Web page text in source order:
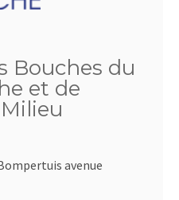
Bouches du
et de
avenue